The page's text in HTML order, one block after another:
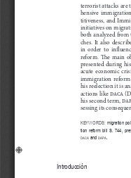
terrorist attacks are
hensive
titiveness, and
initiatives on
both analyzed from
ches.  It  also
in  order  to
reform.  The  main
presented during
acute  economic
immigration  reform
his reelection it is
actions like daca
his second term,
sessing its
KEYWORDS: migration
tion reform bill S. 744,
daca and dapa.
Introducción